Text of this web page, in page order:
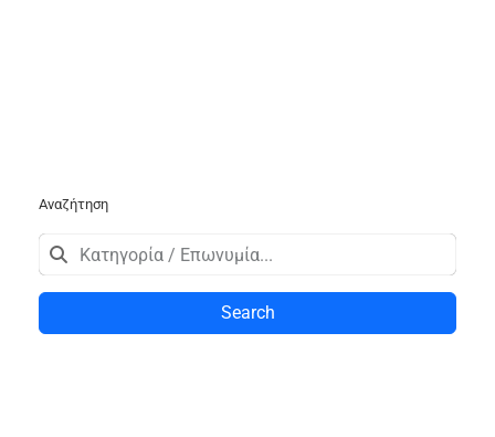
Αναζήτηση
Search